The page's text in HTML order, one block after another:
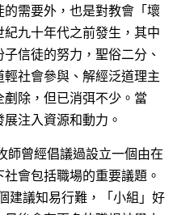
需要外，也是對教會「壞
九十年代之前發生，其中
信徒的努力，聖俗二分、
社會參與、解經泛道理主
除，但已消弭不少。當
注入資源和動力。
師曾經倡議過設立一個由在
會包括職場的重要議題。
建議知易行難，「小組」好